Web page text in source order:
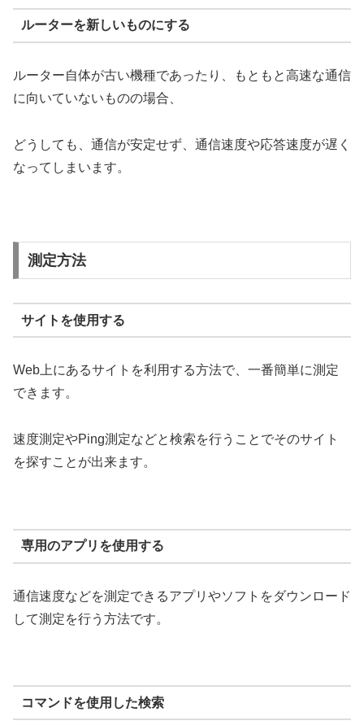
ルーターを新しいものにする
ルーター自体が古い機種であったり、もともと高速な通信
に向いていないものの場合、
どうしても、通信が安定せず、通信速度や応答速度が遅く
なってしまいます。
測定方法
サイトを使用する
Web上にあるサイトを利用する方法で、一番簡単に測定
できます。
速度測定やPing測定などと検索を行うことでそのサイト
を探すことが出来ます。
専用のアプリを使用する
通信速度などを測定できるアプリやソフトをダウンロード
して測定を行う方法です。
コマンドを使用した検索